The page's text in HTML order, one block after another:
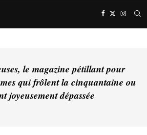
le magazine pétillant pour
qui frôlent la cinquantaine ou
joyeusement dépassée